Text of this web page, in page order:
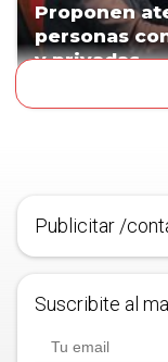
Proponen
personas
y privadas
Publicitar /
Suscribite al